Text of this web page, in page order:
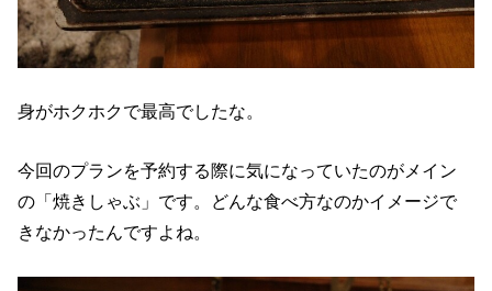
身がホクホクで最高でしたな。
今回のプランを予約する際に気になっていたのがメイン
の「焼きしゃぶ」です。どんな食べ方なのかイメージで
きなかったんですよね。